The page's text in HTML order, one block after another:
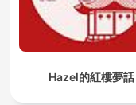
Hazel的紅樓夢話